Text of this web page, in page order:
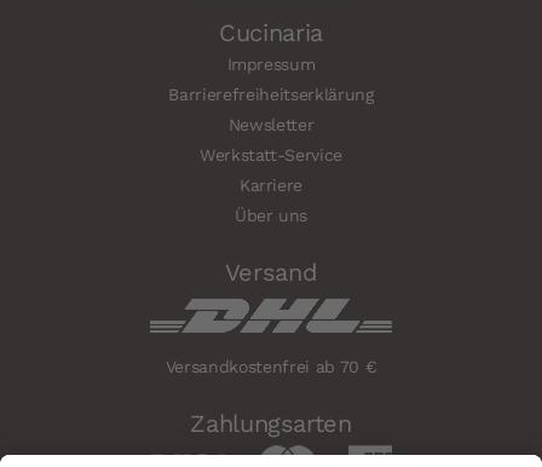
Cucinaria
Impressum
Barrierefreiheitserklärung
Newsletter
Werkstatt-Service
Karriere
Über uns
Versand
Versandkostenfrei ab 70 €
Zahlungsarten